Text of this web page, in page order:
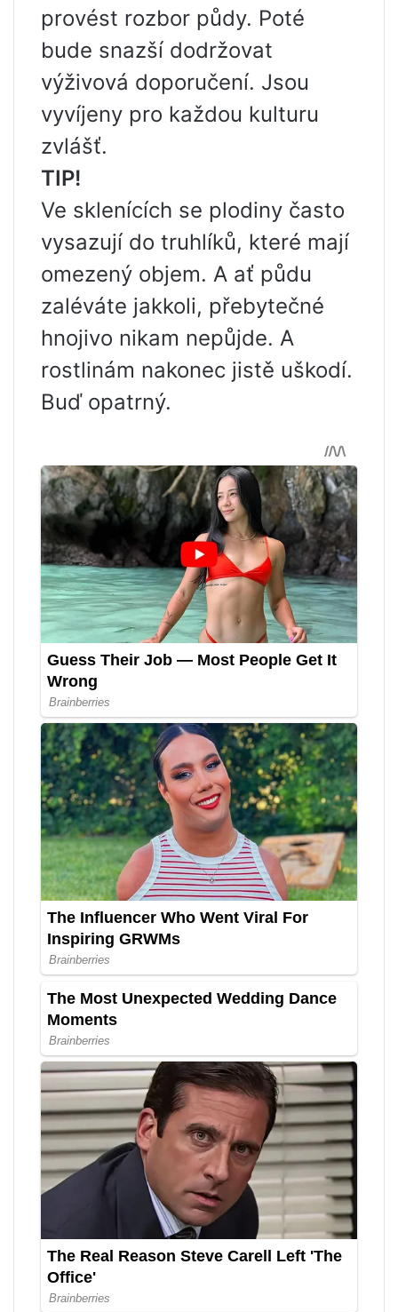
provést rozbor půdy. Poté
bude snazší dodržovat
výživová doporučení. Jsou
vyvíjeny pro každou kulturu
zvlášť.
TIP!
Ve sklenících se plodiny často
vysazují do truhlíků, které mají
omezený objem. A ať půdu
zaléváte jakkoli, přebytečné
hnojivo nikam nepůjde. A
rostlinám nakonec jistě uškodí.
Buď opatrný.